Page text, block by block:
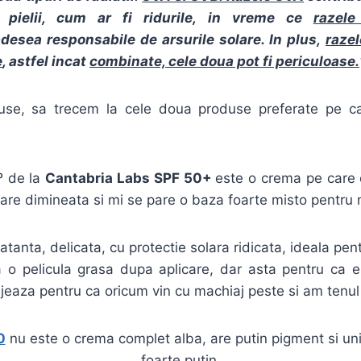
pielii, cum ar fi ridurile, in vreme ce
responsabile de arsurile solare. In plus,
, astfel incat combinate, cele doua pot fi periculoase.
sa trecem la cele doua produse preferate pe
de la Cantabria Labs SPF 50+ este o crema pe
dimineata si mi se pare o baza foarte misto pentru
delicata, cu protectie solara ridicata, ideala
o pelicula grasa dupa aplicare, dar asta pentru ca
pentru ca oricum vin cu machiaj peste si am
nu este o crema complet alba, are putin pigment si